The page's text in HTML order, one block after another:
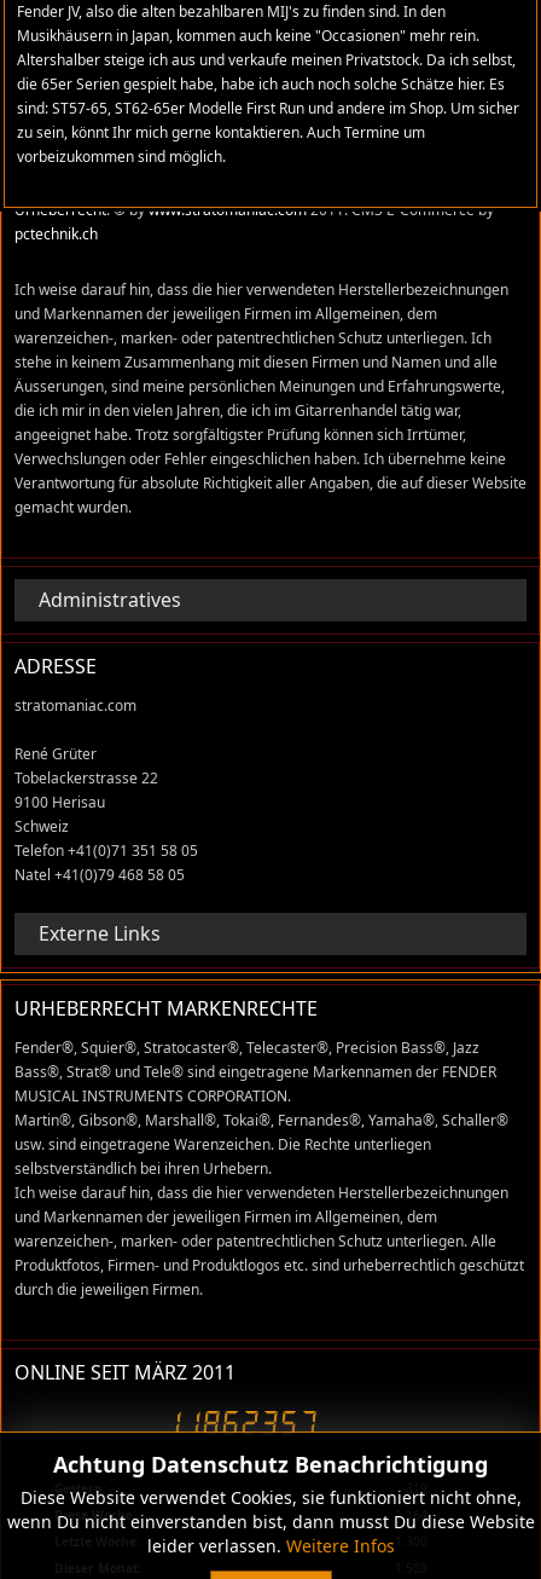
Achtung Datenschutz Benachrichtigung
Diese Website verwendet Cookies, sie funktioniert nicht ohne,
wenn Du nicht einverstanden bist, dann musst Du diese Website
leider verlassen. Weitere Infos
COPYRIGHT
Stratomaniac.com ist eine private Website und steht in keiner
geschäftlichen Beziehung zu FENDER MUSICAL INSTRUMENTS
Urheberrecht. © bywww.stratomaniac.com2011. CMS E-Commerce by
pctechnik.ch
Ich weise darauf hin, dass die hier verwendeten Herstellerbezeichnungen
und Markennamen der jeweiligen Firmen im Allgemeinen, dem
warenzeichen-, marken- oder patentrechtlichen Schutz unterliegen. Ich
stehe in keinem Zusammenhang mit diesen Firmen und Namen und alle
Äusserungen, sind meine persönlichen Meinungen und Erfahrungswerte,
die ich mir in den vielen Jahren, die ich im Gitarrenhandel tätig war,
angeeignet habe. Trotz sorgfältigster Prüfung können sich Irrtümer,
Verwechslungen oder Fehler eingeschlichen haben. Ich übernehme keine
Verantwortung für absolute Richtigkeit aller Angaben, die auf dieser Website
gemacht wurden.
Administratives
ADRESSE
stratomaniac.com
René Grüter
Tobelackerstrasse 22
9100 Herisau
Schweiz
Telefon +41(0)71 351 58 05
Natel +41(0)79 468 58 05
Externe Links
URHEBERRECHT MARKENRECHTE
Fender®, Squier®, Stratocaster®, Telecaster®, Precision Bass®, Jazz
Bass®, Strat® und Tele® sind eingetragene Markennamen der FENDER
MUSICAL INSTRUMENTS CORPORATION.
Martin®, Gibson®, Marshall®, Tokai®, Fernandes®, Yamaha®, Schaller®
usw. sind eingetragene Warenzeichen. Die Rechte unterliegen
selbstverständlich bei ihren Urhebern.
Ich weise darauf hin, dass die hier verwendeten Herstellerbezeichnungen
und Markennamen der jeweiligen Firmen im Allgemeinen, dem
warenzeichen-, marken- oder patentrechtlichen Schutz unterliegen. Alle
Produktfotos, Firmen- und Produktlogos etc. sind urheberrechtlich geschützt
durch die jeweiligen Firmen.
ONLINE SEIT MÄRZ 2011
Heute:
182
Gestern:
319
Diese Woche:
1.164
Fender JV, also die alten bezahlbaren MIJ's zu finden sind. In den
Musikhäusern in Japan, kommen auch keine "Occasionen" mehr rein.
Altershalber steige ich aus und verkaufe meinen Privatstock. Da ich selbst,
die 65er Serien gespielt habe, habe ich auch noch solche Schätze hier. Es
sind: ST57-65, ST62-65er Modelle First Run und andere im Shop. Um sicher
zu sein, könnt Ihr mich gerne kontaktieren. Auch Termine um
vorbeizukommen sind möglich.